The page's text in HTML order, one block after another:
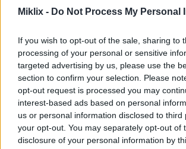
Miklix - Do Not Process My Personal
If you wish to opt-out of the sale, sharing to
processing of your personal or sensitive
targeted advertising by us, please use the
section to confirm your selection. Please
opt-out request is processed you may
interest-based ads based on personal
us or personal information disclosed to third
your opt-out. You may separately opt-out of
disclosure of your personal information by
Masih mengunggah... ;-)
Deskripsi gambar
Foto makanan lanskap beresolusi
menampilkan susunan menarik dari
selada kreatif yang disajikan di atas
pedesaan yang diletakkan di atas
permukaan halus dan warna dingin.